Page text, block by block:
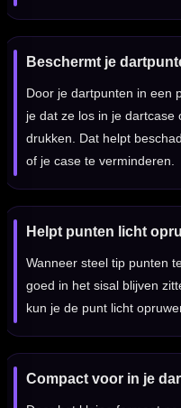
Beschermt je
Door je dartpunten in een
je dat ze los in je
drukken. Dat helpt
of je case te verminderen.
Helpt punten licht
Wanneer steel tip punten
goed in het sisal blijven
kun je de punt licht
Compact voor in je